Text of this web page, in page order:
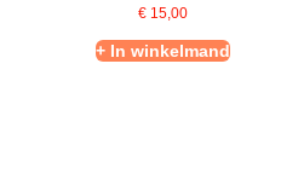
€15,00
+ In winkelmand